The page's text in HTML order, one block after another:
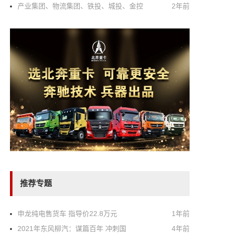
产业集团、物流集团、铁投、城投、金控
2年前
推荐专题
申龙纯电售货车 指导价22.8万元
1年前
2021年东风柳汽：谋篇百年 冲刺国
4年前